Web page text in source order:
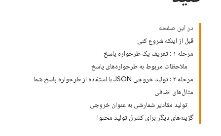
در این صفحه
قبل از اینکه شروع کنی
مرحله ۱ : تعریف یک طرحواره پاسخ
ملاحظات مربوط به طرحواره‌های پاسخ
مرحله ۲ : تولید خروجی JSON با استفاده از طرحواره پاسخ شما
مثال‌های اضافی
تولید مقادیر شمارشی به عنوان خروجی
گزینه‌های دیگر برای کنترل تولید محتوا